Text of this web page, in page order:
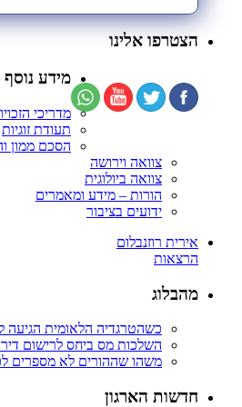
הצטרפו אלינו
מידע
מדריכי
תעודת זוגיות
הסכם ממון
צוואה וירושה
צוואה ביולוגית
הורות – מידע ומאמרים
ידועים בציבור
אירית רוזנבלום
הרצאות
מהבלוג
כשהטרגדיה הלאומית
השלכות מס ביחס לרישום
משהו שההורים לא מספרים
חדשות הארגון